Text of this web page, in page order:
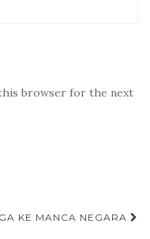
this browser for the next
KE MANCA NEGARA